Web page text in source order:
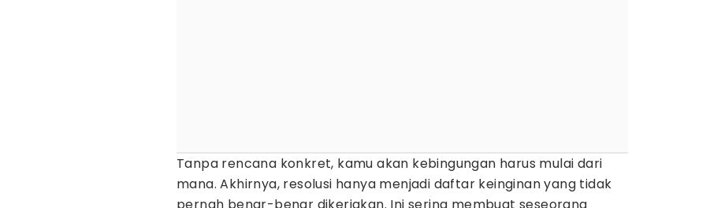
Tanpa rencana konkret, kamu akan kebingungan harus mulai dari
mana. Akhirnya, resolusi hanya menjadi daftar keinginan yang tidak